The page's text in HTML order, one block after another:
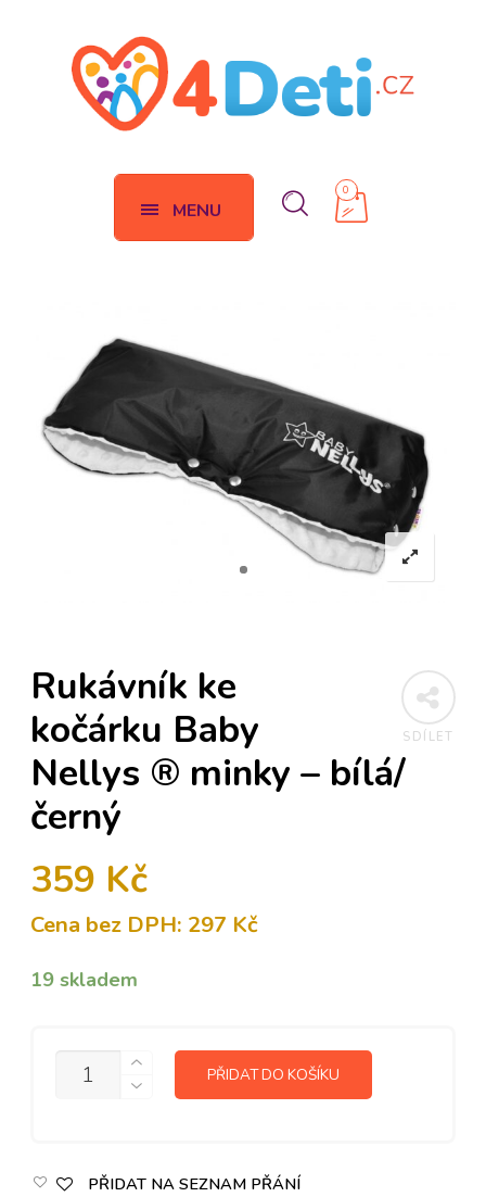
MENU
0
SDÍLET
Rukávník ke
kočárku Baby
Nellys ® minky – bílá/
černý
359 Kč
Cena bez DPH: 297 Kč
19 skladem
MNOŽSTVÍ PŘIDAT DO KOŠÍKU
PŘIDAT NA SEZNAM PŘÁNÍ